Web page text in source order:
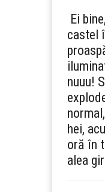
Ei
castel
nuuu!
hei,
oră în
alea